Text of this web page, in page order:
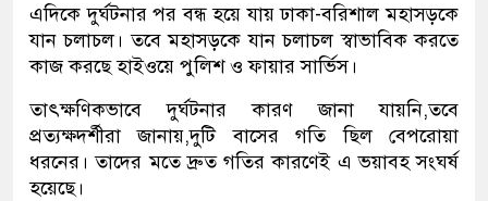
এদিকে দুর্ঘটনার পর বন্ধ হয়ে যায় ঢাকা-বরিশাল মহাসড়কে
যান চলাচল। তবে মহাসড়কে যান চলাচল স্বাভাবিক করতে
কাজ করছে হাইওয়ে পুলিশ ও ফায়ার সার্ভিস।
তাৎক্ষণিকভাবে দুর্ঘটনার কারণ জানা যায়নি,তবে
প্রত্যক্ষদর্শীরা জানায়,দুটি বাসের গতি ছিল বেপরোয়া
ধরনের। তাদের মতে দ্রুত গতির কারণেই এ ভয়াবহ সংঘর্ষ
হয়েছে।